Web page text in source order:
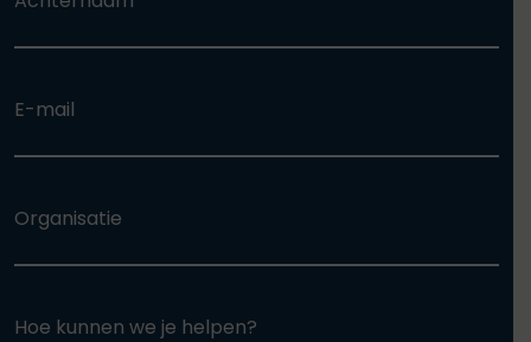
E-mail
Organisatie
Hoe kunnen we je helpen?